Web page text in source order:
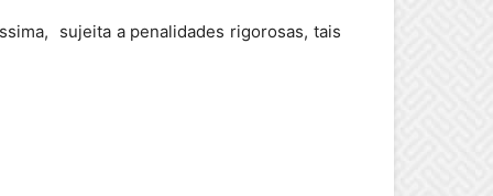
sujeita a penalidades rigorosas, tais